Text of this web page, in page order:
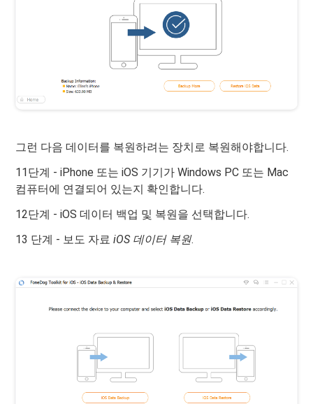
그런 다음 데이터를 복원하려는 장치로 복원해야합니다.
11단계 - iPhone 또는 iOS 기기가 Windows PC 또는 Mac
컴퓨터에 연결되어 있는지 확인합니다.
12단계 - iOS 데이터 백업 및 복원을 선택합니다.
13 단계 - 보도 자료iOS 데이터 복원.